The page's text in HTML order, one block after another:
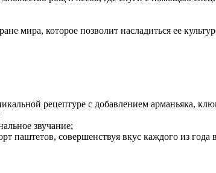
мира, которое позволит насладиться ее
рецептуре с добавлением арманьяка,
звучание;
паштетов, совершенствуя вкус каждого из года